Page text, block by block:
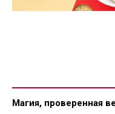
Магия, проверенная